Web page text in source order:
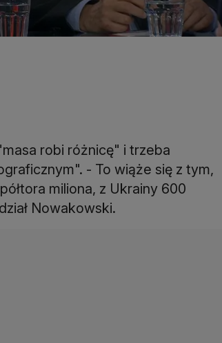
robi różnicę" i trzeba
- To wiąże się z tym,
miliona, z Ukrainy 600
Nowakowski.